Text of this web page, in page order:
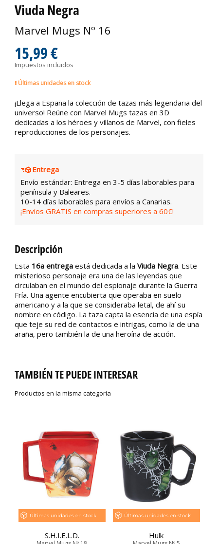
Viuda Negra
Marvel Mugs Nº 16
15,99 €
Impuestos incluidos
Últimas unidades en stock
¡Llega a España la colección de tazas más legendaria del
universo! Reúne con Marvel Mugs tazas en 3D
dedicadas a los héroes y villanos de Marvel, con fieles
reproducciones de los personajes.
Entrega
Envío estándar: Entrega en 3-5 días laborables para
península y Baleares.
10-14 días laborables para envíos a Canarias.
¡Envíos GRATIS en compras superiores a 60€!
Descripción
Esta 16a entrega está dedicada a la Viuda Negra. Este
misterioso personaje era una de las leyendas que
circulaban en el mundo del espionaje durante la Guerra
Fría. Una agente encubierta que operaba en suelo
americano y a la que se consideraba letal, de ahí su
nombre en código. La taza capta la esencia de una espía
que teje su red de contactos e intrigas, como la de una
araña, pero también la de una heroína de acción.
TAMBIÉN TE PUEDE INTERESAR
Productos en la misma categoría
Últimas unidades en stock
S.H.I.E.L.D.
Últimas unidades en stock
Hulk